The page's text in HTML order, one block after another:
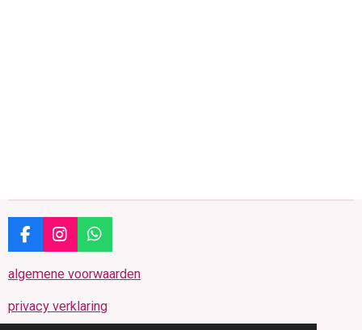
F
a
c
b
o
I
n
s
a
g
W
h
a
s
A
algemene voorwaarden
privacy verklaring